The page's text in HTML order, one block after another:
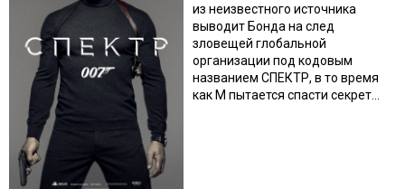
из неизвестного источника
выводит Бонда на след
зловещей глобальной
организации под кодовым
названием СПЕКТР, в то время
как М пытается спасти секрет...